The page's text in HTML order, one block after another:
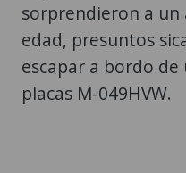
sorprendieron a
edad, presuntos
escapar a bordo
placas M-049HVW.